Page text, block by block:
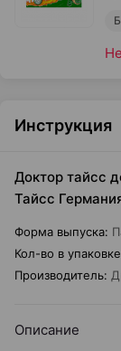
Инструкция
Доктор тайсс
Тайсс
Форма выпуска:
Кол-во в упаковке
Производитель:
Описание